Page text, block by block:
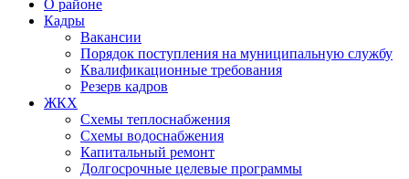
О районе
Кадры
Вакансии
Порядок поступления на муниципальную службу
Квалификационные требования
Резерв кадров
ЖКХ
Схемы теплоснабжения
Схемы водоснабжения
Капитальный ремонт
Долгосрочные целевые программы